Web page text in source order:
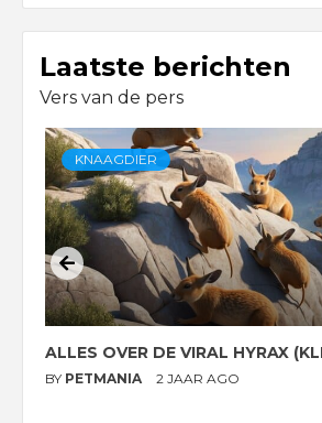
Laatste berichten
Vers van de pers
KNAAGDIER
ALLES OVER DE VIRAL HYRAX
BY PETMANIA 2 JAAR AGO